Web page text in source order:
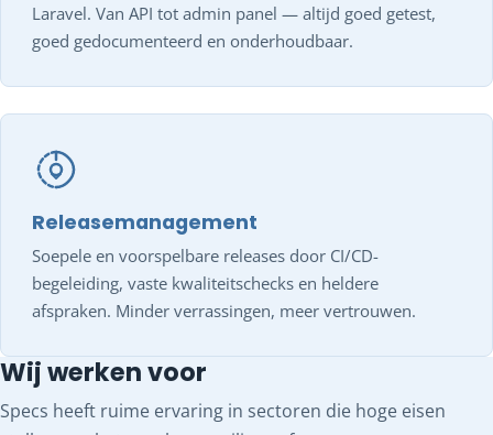
Laravel. Van API tot admin panel — altijd goed getest,
goed gedocumenteerd en onderhoudbaar.
Releasemanagement
Soepele en voorspelbare releases door CI/CD-
begeleiding, vaste kwaliteitschecks en heldere
afspraken. Minder verrassingen, meer vertrouwen.
Wij werken voor
Specs heeft ruime ervaring in sectoren die hoge eisen